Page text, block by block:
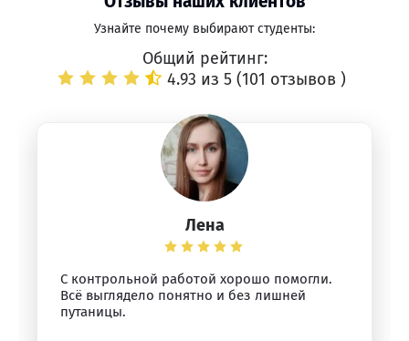
Узнайте почему выбирают студенты:
Общий рейтинг:
4.93 из 5 (101 отзывов )
Лена
С контрольной работой хорошо помогли.
Всё выглядело понятно и без лишней
путаницы.